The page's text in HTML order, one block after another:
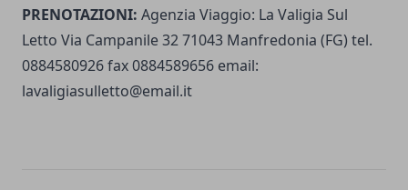
PRENOTAZIONI: Agenzia Viaggio: La Valigia Sul
Letto Via Campanile 32 71043 Manfredonia (FG) tel.
0884580926 fax 0884589656 email:
lavaligiasulletto@email.it